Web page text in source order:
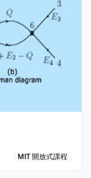
MIT 開放式課程